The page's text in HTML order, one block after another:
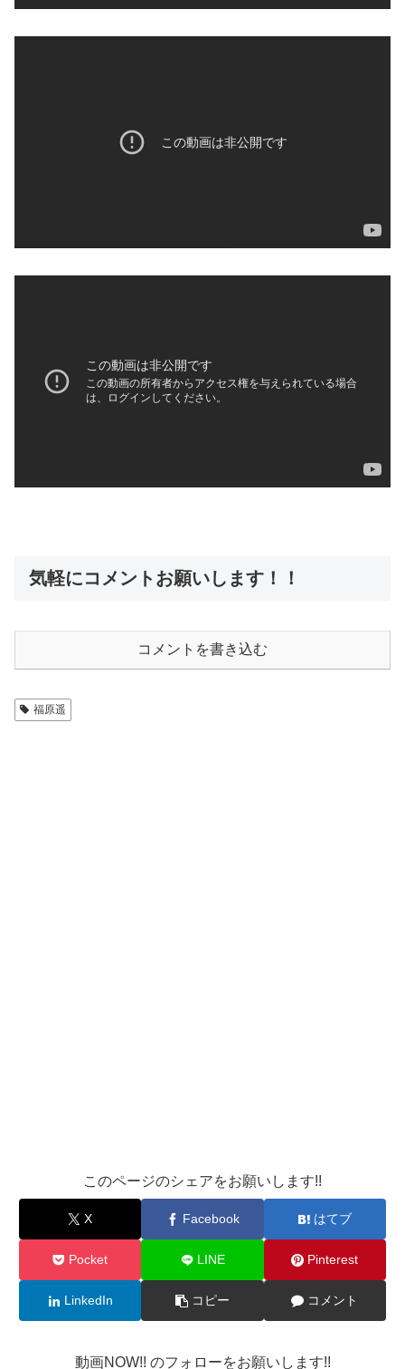
気軽にコメントお願いします！！
コメントを書き込む
福原遥
このページのシェアをお願いします!!
X Facebook はてブ
Pocket LINE Pinterest
LinkedIn コピー コメント
動画NOW!! のフォローをお願いします!!